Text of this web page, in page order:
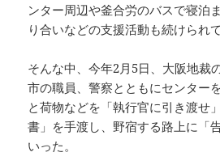
ンター周辺や釜合労のバスで寝泊
り合いなどの支援活動も続けられて
そんな中、今年2月5日、大阪地裁
市の職員、警察とともにセンター
と荷物などを「執行官に引き渡せ
書」を手渡し、野宿する路上に「
いった。